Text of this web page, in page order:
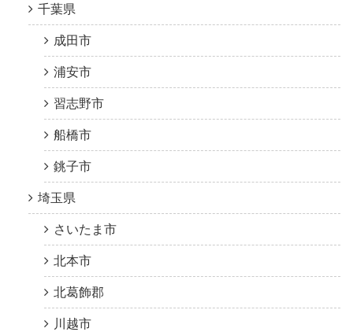
千葉県
成田市
浦安市
習志野市
船橋市
銚子市
埼玉県
さいたま市
北本市
北葛飾郡
川越市